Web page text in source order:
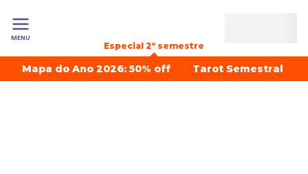
MENU
Especial 2º semestre
Mapa do Ano 2026: 50% off Tarot Semestral